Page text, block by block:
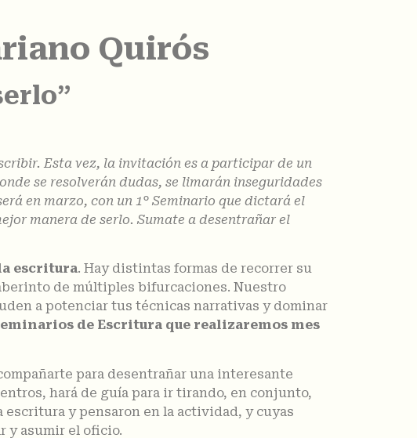
Quirós
Esta vez, la invitación es a participar de un
se resolverán dudas, se limarán inseguridades
en marzo, con un 1° Seminario que dictará el
manera de serlo. Sumate a desentrañar el
escritura. Hay distintas formas de recorrer su
de múltiples bifurcaciones. Nuestro
a potenciar tus técnicas narrativas y dominar
de Escritura que realizaremos mes
para desentrañar una interesante
hará de guía para ir tirando, en conjunto,
y pensaron en la actividad, y cuyas
y asumir el oficio.